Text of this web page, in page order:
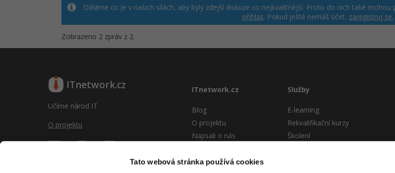
Tato webová stránka používá cookies
Děláme co je v našich silách, aby byly zdejší diskuze co nejkvalitnější. Proto do nich také
přihlas. Pokud ještě nemáš účet, zaregistruj se
Zobrazeno 2 zpráv z 2.
ITnetwork.cz
Učíme národ IT
O projektu
ITnetwork.cz
Blog
O projektu
Napsali o nás
Vývoj systému
Služby
E-learning
Rekvalifikační kurzy
Školení